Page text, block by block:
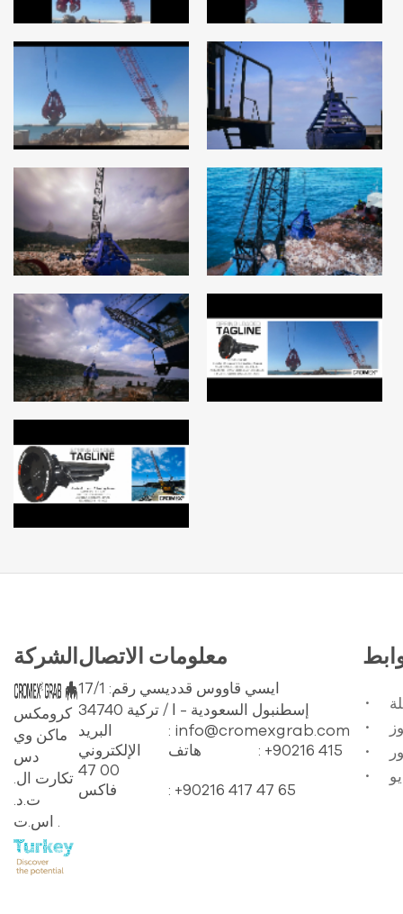
الشركة
كرومكس
ماكن وي
دس
تكارت ال.
ت.د.
اس.ت .
معلومات الاتصال
ايسي قاووس قدديسي رقم: 17/1
34740 إسطنبول السعودية - ا / تركية
البريد
الإلكتروني
: info@cromexgrab.com
هاتف
: +90216 415
47 00
فاكس
: +90216 417 47 65